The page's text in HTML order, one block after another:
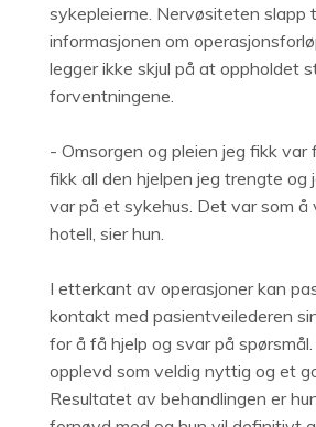
sykepleierne. Nervøsiteten slapp
informasjonen om
legger ikke skjul på at oppholdet
forventningene.
- Omsorgen og pleien jeg fikk var
fikk all den hjelpen jeg trengte og
var på et sykehus. Det var som
hotell, sier hun.
I etterkant av operasjoner kan
kontakt med pasientveilederen
for å få hjelp og svar på
opplevd som veldig nyttig og et
Resultatet av behandlingen er